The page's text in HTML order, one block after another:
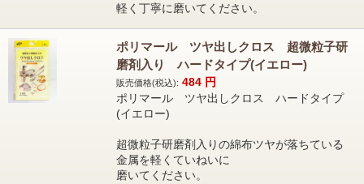
軽く丁寧に磨いてください。
ポリマール ツヤ出しクロス 超微粒子研
磨剤入り ハードタイプ(イエロー)
販売価格(税込): 484 円
ポリマール ツヤ出しクロス ハードタイプ
(イエロー)
超微粒子研磨剤入りの綿布ツヤが落ちている
金属を軽くていねいに
磨いてください。